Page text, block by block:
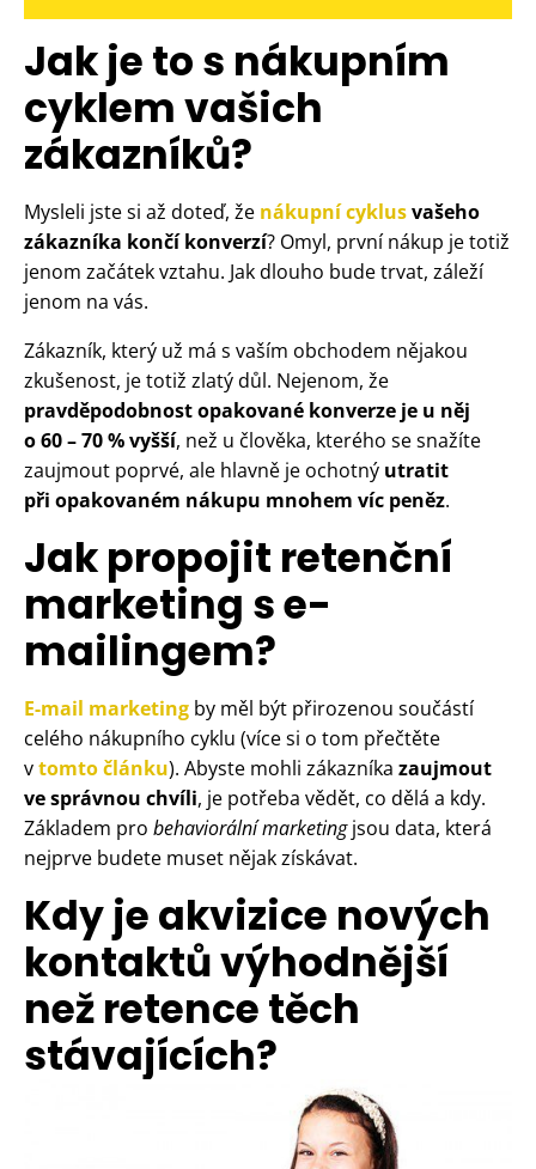
Jak je to s nákupním
cyklem vašich
zákazníků?
Mysleli jste si až doteď, že nákupní cyklusvašeho
zákazníka končí konverzí? Omyl, první nákup je totiž
jenom začátek vztahu. Jak dlouho bude trvat, záleží
jenom na vás.
Zákazník, který už má s vaším obchodem nějakou
zkušenost, je totiž zlatý důl. Nejenom, že
pravděpodobnost opakované konverze je u něj
o 60 – 70 % vyšší, než u člověka, kterého se snažíte
zaujmout poprvé, ale hlavně je ochotný utratit
při opakovaném nákupu mnohem víc peněz.
Jak propojit retenční
marketing s e-
mailingem?
E-mail marketing by měl být přirozenou součástí
celého nákupního cyklu (více si o tom přečtěte
vtomto článku). Abyste mohli zákazníka zaujmout
ve správnou chvíli, je potřeba vědět, co dělá a kdy.
Základem pro behaviorální marketingjsou data, která
nejprve budete muset nějak získávat.
Kdy je akvizice nových
kontaktů výhodnější
než retence těch
stávajících?